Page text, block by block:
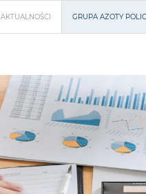
AKTUALNOŚCI GRUPA AZOTY